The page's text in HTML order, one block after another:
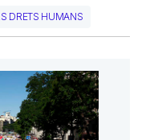
DRETS HUMANS